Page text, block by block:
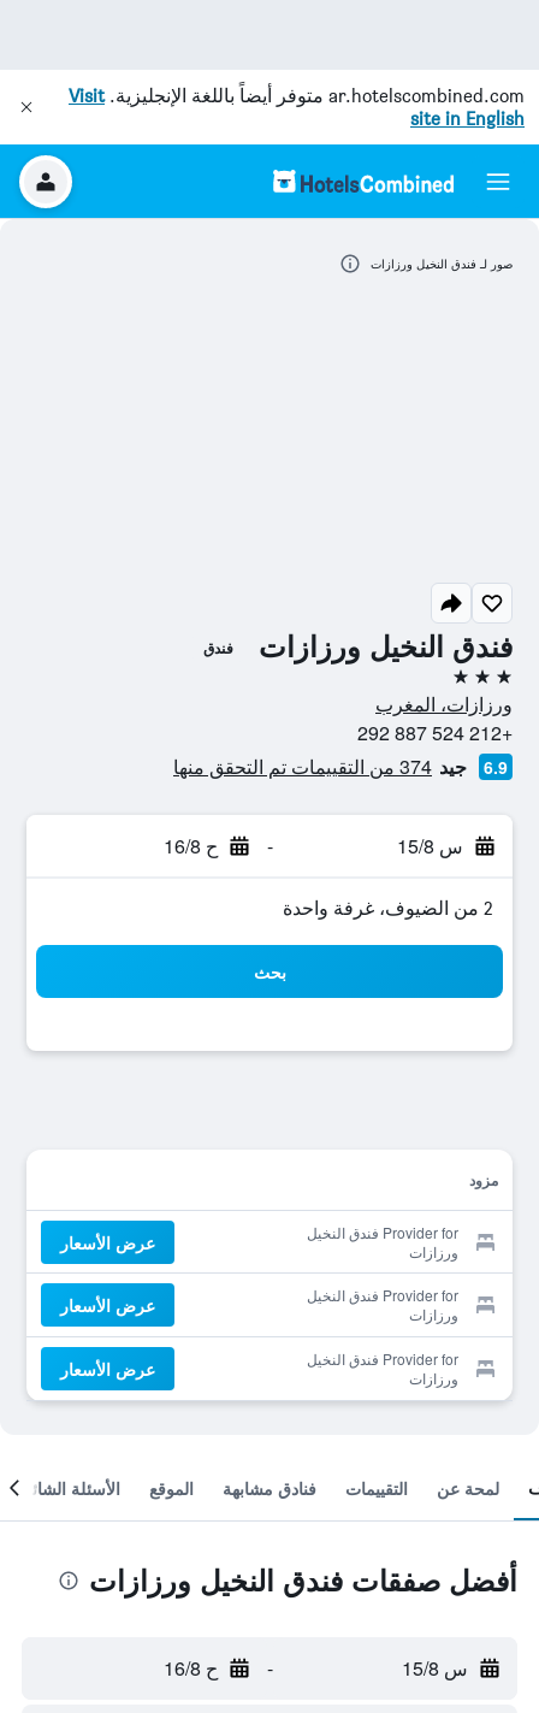
ar.hotelscombined.com متوفر أيضاً باللغة الإنجليزية.Visit
site in English
فندق النخيل ورزازات فندق
3 نجوم
ورزازات، المغرب
+212 524 887 292
6.9 جيد 374 من التقييمات تم التحقق منها
س 15/8 - ح 16/8
2 من الضيوف، غرفة واحدة
بحث
مزود
Provider for فندق النخيل
ورزازات
عرض الأسعار
Provider for فندق النخيل
ورزازات
عرض الأسعار
Provider for فندق النخيل
ورزازات
عرض الأسعار
صور لـ فندق النخيل ورزازات
لمحة عن التقييمات فنادق مشابهة الموقع الأسئلة الشائعة
أفضل صفقات فندق النخيل ورزازات
س 15/8 - ح 16/8